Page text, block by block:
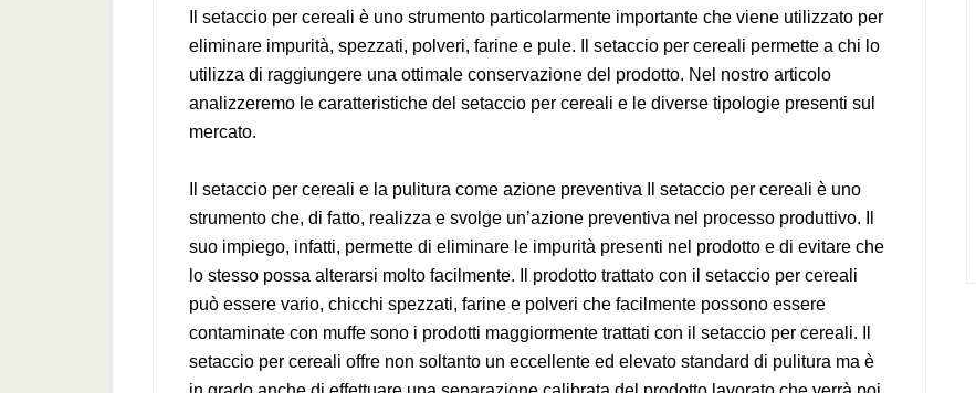
Il setaccio per cereali è uno strumento particolarmente importante che viene utilizzato per
eliminare impurità, spezzati, polveri, farine e pule. Il setaccio per cereali permette a chi lo
utilizza di raggiungere una ottimale conservazione del prodotto. Nel nostro articolo
analizzeremo le caratteristiche del setaccio per cereali e le diverse tipologie presenti sul
mercato.
Il setaccio per cereali e la pulitura come azione preventiva Il setaccio per cereali è uno
strumento che, di fatto, realizza e svolge un’azione preventiva nel processo produttivo. Il
suo impiego, infatti, permette di eliminare le impurità presenti nel prodotto e di evitare che
lo stesso possa alterarsi molto facilmente. Il prodotto trattato con il setaccio per cereali
può essere vario, chicchi spezzati, farine e polveri che facilmente possono essere
contaminate con muffe sono i prodotti maggiormente trattati con il setaccio per cereali. Il
setaccio per cereali offre non soltanto un eccellente ed elevato standard di pulitura ma è